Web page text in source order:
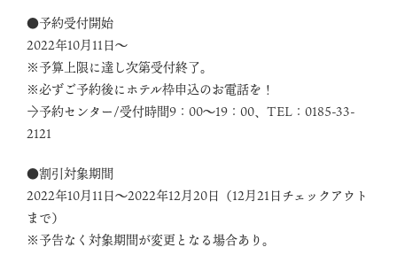
●予約受付開始
2022年10月11日～
※予算上限に達し次第受付終了。
※必ずご予約後にホテル枠申込のお電話を！
→予約センター/受付時間9：00～19：00、TEL：0185-33-
2121
●割引対象期間
2022年10月11日～2022年12月20日（12月21日チェックアウト
まで）
※予告なく対象期間が変更となる場合あり。